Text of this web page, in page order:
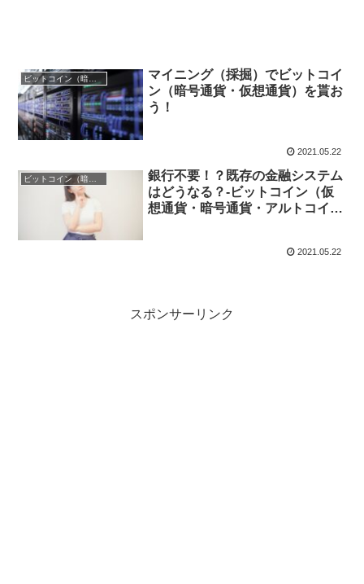
ビットコイン（暗号通貨・仮想通貨）
マイニング（採掘）でビットコイ
ン（暗号通貨・仮想通貨）を貰お
う！
2021.05.22
ビットコイン（暗号通貨・仮想通貨）
銀行不要！？既存の金融システム
はどうなる？-ビットコイン（仮
想通貨・暗号通貨・アルトコイ
2021.05.22
スポンサーリンク